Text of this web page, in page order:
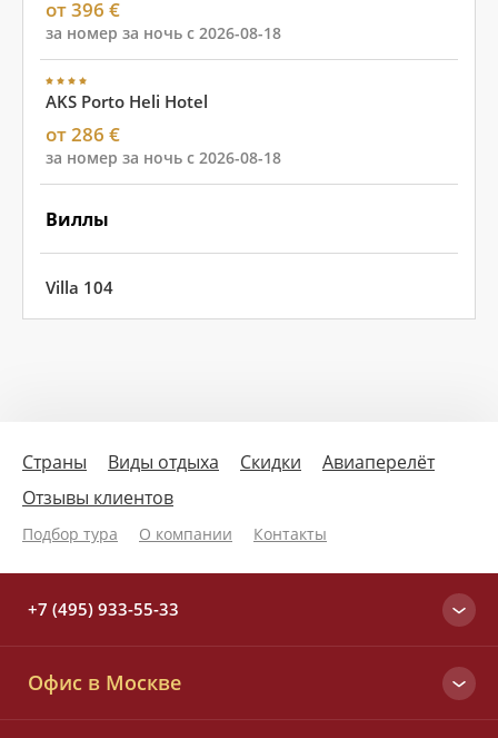
от 396 €
за номер за ночь с 2026-08-18
AKS Porto Heli Hotel
от 286 €
за номер за ночь с 2026-08-18
Виллы
Villa 104
Страны Виды отдыха Скидки
Авиаперелёт
Отзывы клиентов
Подбор тура О компании Контакты
+7 (495) 933-55-33
+7 (495) 933-55-33
Офис в Москве